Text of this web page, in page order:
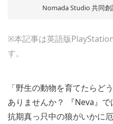
Nomada Studio 共同創
※本記事は英語版
す。
「野生の動物を育てたらど
ありませんか？ 『Neva』
抗期真っ只中の狼がいかに